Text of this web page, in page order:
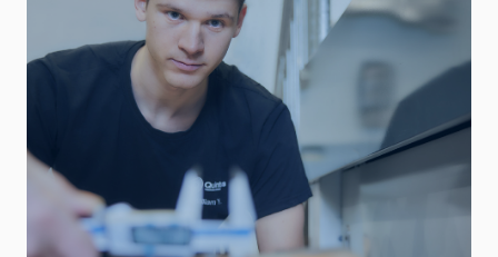
Quintus 서비스 팀은 고객과 협력하여 제
품과 시스템이 최대의 성능을 발휘하도록
보장함으로써 다양한 주요 산업 과제를
해결합니다. Quintus는 생산성과 신뢰성
을 높이고, 제품 수명을 연장하며, 안전성